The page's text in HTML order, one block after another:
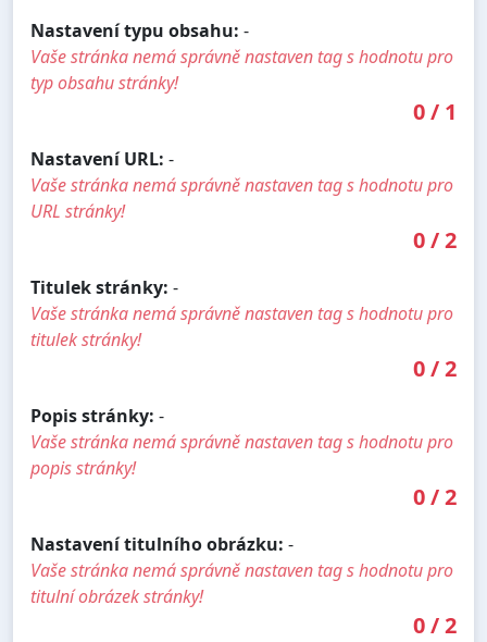
Nastavení typu obsahu: -
Vaše stránka nemá správně nastaven tag s hodnotu pro
typ obsahu stránky!
0/ 1
Nastavení URL: -
Vaše stránka nemá správně nastaven tag s hodnotu pro
URL stránky!
0/2
Titulek stránky: -
Vaše stránka nemá správně nastaven tag s hodnotu pro
titulek stránky!
0/2
Popis stránky: -
Vaše stránka nemá správně nastaven tag s hodnotu pro
popis stránky!
0/2
Nastavení titulního obrázku: -
Vaše stránka nemá správně nastaven tag s hodnotu pro
titulní obrázek stránky!
0/2